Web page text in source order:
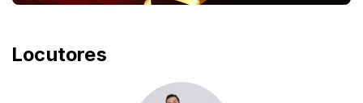
Locutores